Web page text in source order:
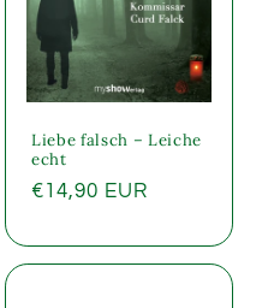
Liebe falsch – Leiche
echt
Normaler
€14,90 EUR